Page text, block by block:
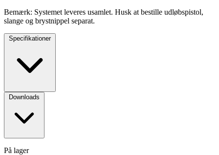
Bemærk: Systemet leveres usamlet. Husk at bestille udløbspistol,
slange og brystnippel separat.
Specifikationer
Downloads
På lager